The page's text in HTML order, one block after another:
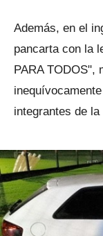
Además, en el
pancarta con la
PARA TODOS",
integrantes de